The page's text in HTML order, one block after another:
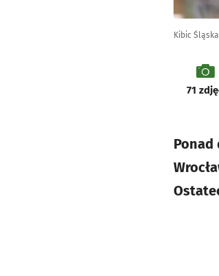
Kibic
galeria
71
Ponad